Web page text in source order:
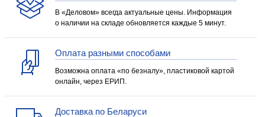
В «Деловом» всегда актуальные цены. Информация
о наличии на складе обновляется каждые 5 минут.
Оплата разными способами
Возможна оплата «по безналу», пластиковой картой
онлайн, через ЕРИП.
Доставка по Беларуси